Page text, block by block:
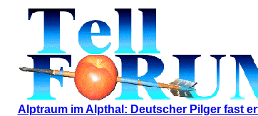
Alptraum im Alpthal: Deutscher Pilger fast